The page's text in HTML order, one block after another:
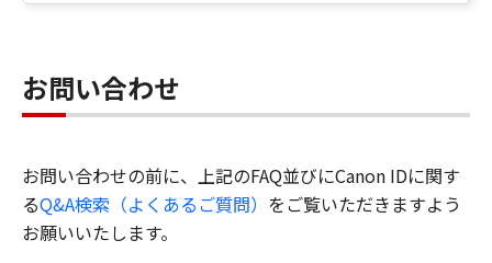
お問い合わせ
お問い合わせの前に、上記のFAQ並びにCanon IDに関す
るQ&A検索（よくあるご質問） をご覧いただきますよう
お願いいたします。